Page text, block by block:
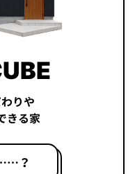
りや
きる家
？